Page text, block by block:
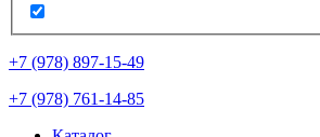
+7 (978) 897-15-49
+7 (978) 761-14-85